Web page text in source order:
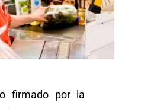
firmado por la